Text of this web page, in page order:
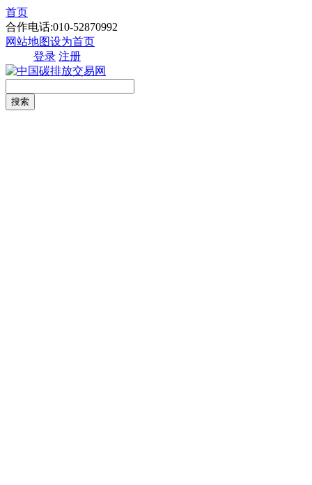
首页
合作电话:010-52870992
网站地图设为首页
登录 注册
搜索